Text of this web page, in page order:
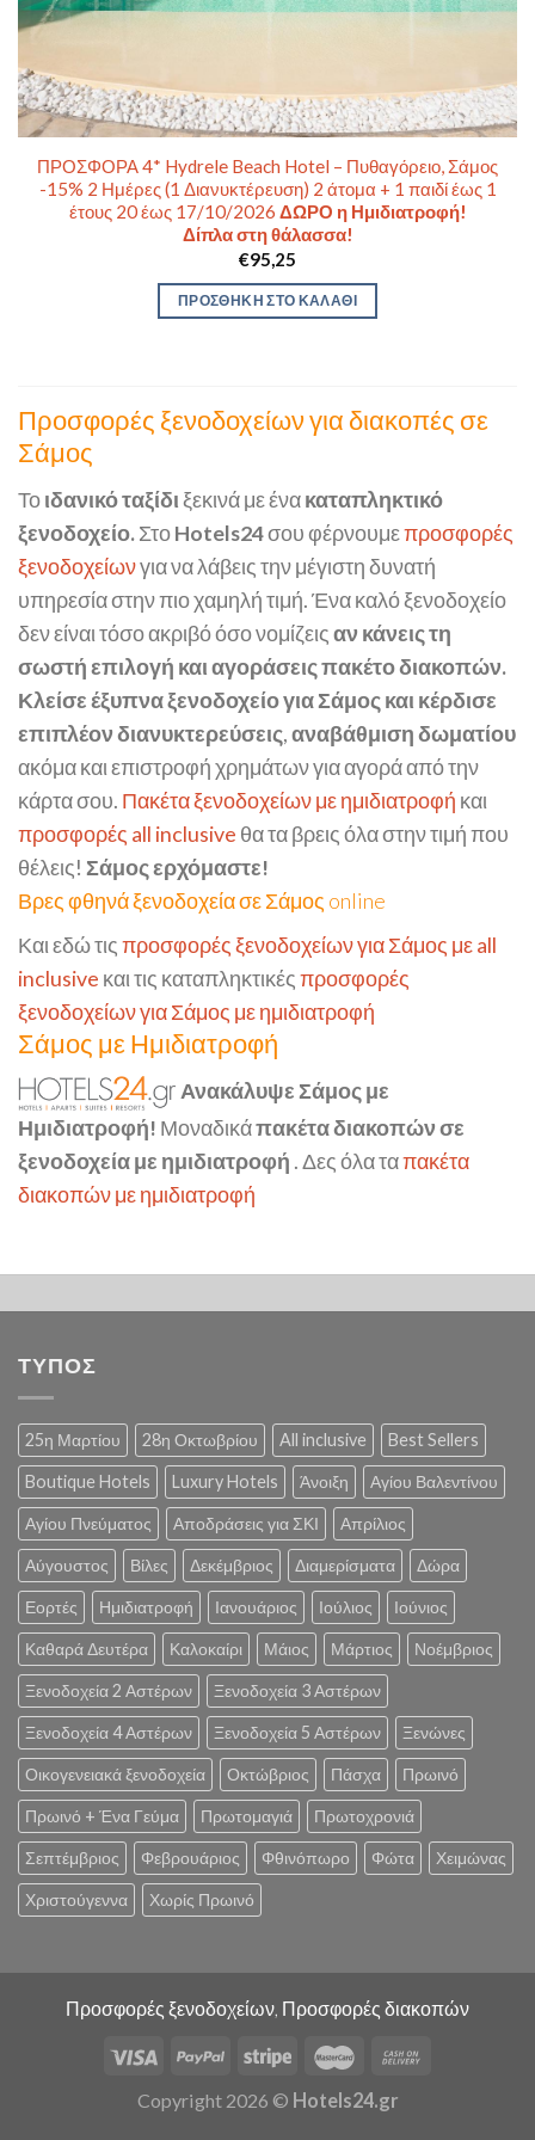
ΠΡΟΣΦΟΡΑ 4* Hydrele Beach Hotel – Πυθαγόρειο, Σάμος
-15% 2 Ημέρες (1 Διανυκτέρευση) 2 άτομα + 1 παιδί έως 1
έτους 20 έως 17/10/2026 ΔΩΡΟ η Ημιδιατροφή!
Δίπλα στη θάλασσα!
€95,25
ΠΡΟΣΘΉΚΗ ΣΤΟ ΚΑΛΆΘΙ
Προσφορές ξενοδοχείων για διακοπές σε
Σάμος
Τοιδανικό ταξίδιξεκινά με ένακαταπληκτικό
ξενοδοχείο.ΣτοHotels24σου φέρνουμεπροσφορές
ξενοδοχείωνγια να λάβεις την μέγιστη δυνατή
υπηρεσία στην πιο χαμηλή τιμή. Ένα καλό ξενοδοχείο
δεν είναι τόσο ακριβό όσο νομίζειςαν κάνεις τη
σωστή επιλογή και αγοράσεις πακέτο διακοπών.
Κλείσε έξυπνα ξενοδοχείο για Σάμος και κέρδισε
επιπλέον διανυκτερεύσεις,αναβάθμιση δωματίου
ακόμα και επιστροφή χρημάτων για αγορά από την
κάρτα σου. Πακέτα ξενοδοχείων με ημιδιατροφή και
προσφορές all inclusive θα τα βρεις όλα στην τιμή που
θέλεις! Σάμος ερχόμαστε!
Βρες φθηνά ξενοδοχεία σε Σάμος online
Και εδώ τιςπροσφορές ξενοδοχείων για Σάμος με all
inclusive και τις καταπληκτικέςπροσφορές
ξενοδοχείων για Σάμος με ημιδιατροφή
Σάμος με Ημιδιατροφή
Ανακάλυψε Σάμος με
Ημιδιατροφή! Μοναδικάπακέτα διακοπών σε
ξενοδοχεία με ημιδιατροφή . Δες όλα ταπακέτα
διακοπών με ημιδιατροφή
ΤΥΠΟΣ
25η Μαρτίου 28η Οκτωβρίου All inclusive Best Sellers
Boutique Hotels Luxury Hotels Άνοιξη Αγίου Βαλεντίνου
Αγίου Πνεύματος Αποδράσεις για ΣΚΙ Απρίλιος
Αύγουστος Βίλες Δεκέμβριος Διαμερίσματα Δώρα
Εορτές Ημιδιατροφή Ιανουάριος Ιούλιος Ιούνιος
Καθαρά Δευτέρα Καλοκαίρι Μάιος Μάρτιος Νοέμβριος
Ξενοδοχεία 2 Αστέρων Ξενοδοχεία 3 Αστέρων
Ξενοδοχεία 4 Αστέρων Ξενοδοχεία 5 Αστέρων Ξενώνες
Οικογενειακά ξενοδοχεία Οκτώβριος Πάσχα Πρωινό
Πρωινό + Ένα Γεύμα Πρωτομαγιά Πρωτοχρονιά
Σεπτέμβριος Φεβρουάριος Φθινόπωρο Φώτα Χειμώνας
Χριστούγεννα Χωρίς Πρωινό
Προσφορές ξενοδοχείων, Προσφορές διακοπών
Copyright 2026 © Hotels24.gr